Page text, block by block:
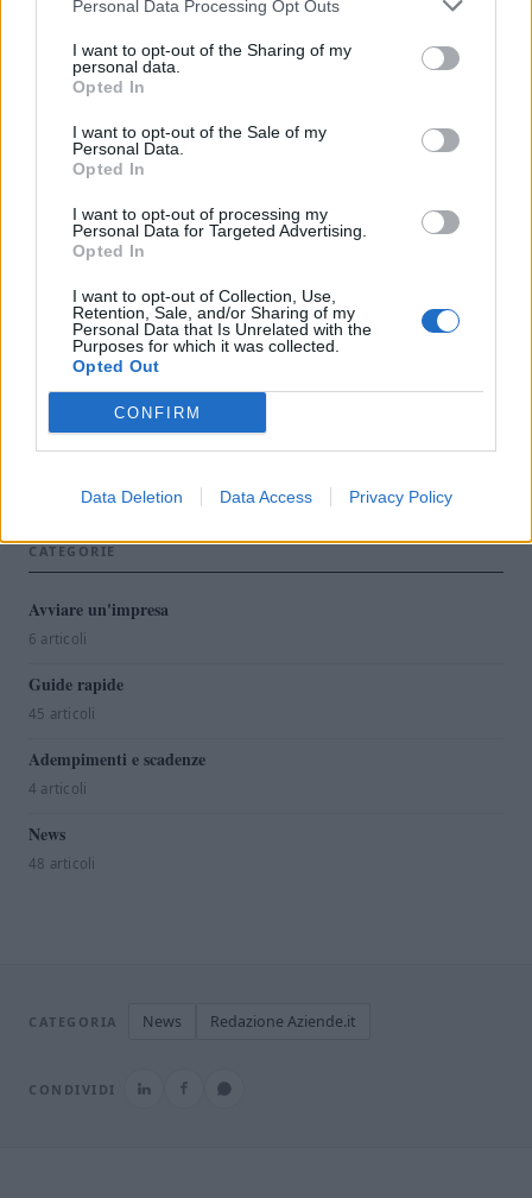
Personal Data Processing Opt Outs
I want to opt-out of the Sharing of my
personal data.
Opted In
I want to opt-out of the Sale of my
Personal Data.
Opted In
I want to opt-out of processing my
Personal Data for Targeted Advertising.
Opted In
I want to opt-out of Collection, Use,
Retention, Sale, and/or Sharing of my
Personal Data that Is Unrelated with the
Purposes for which it was collected.
Opted Out
CONFIRM
Data Deletion Data Access Privacy Policy
Acquista visura →
APPROFONDISCI
LORO PIANA S.P.A. - Un fatturato 2023 in crescita
news · 1
Legale rappresentante di un'azienda: chi è, differenze con
titolare e socio amministratore
guide-rapide
Come trovare l'elenco soci azienda
guide-rapide · 10
Codici RAE, SAE e Ateco: cosa sono
CATEGORIE
Avviare un'impresa
6 articoli
Guide rapide
45 articoli
Adempimenti e scadenze
4 articoli
News
48 articoli
CATEGORIA News Redazione Aziende.it
CONDIVIDI